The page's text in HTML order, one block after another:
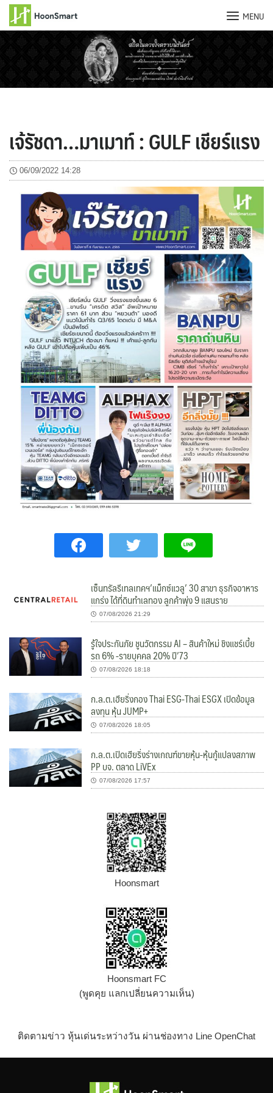
MENU
เจ้รัชดา…มาเมาท์ : GULF เชียร์แรง
06/09/2022 14:28
เซ็นทรัลรีเทลเทคฯ’แม็กซ์แวลู’ 30 สาขา ธุรกิจอาหาร
แกร่ง ได้ที่ดินทำเลทอง ลูกค้าพุ่ง 9 แสนราย
07/08/2026 21:29
รู้ใจประกันภัย ชูนวัตกรรม AI – สินค้าใหม่ ชิงแชร์เบี้ย
รถ 6% -รายบุคคล 20% ปี’73
07/08/2026 18:18
ก.ล.ต.เฮียริ่งกอง Thai ESG-Thai ESGX เปิดข้อมูล
ลงทุน หุ้น JUMP+
07/08/2026 18:05
ก.ล.ต.เปิดเฮียริ่งร่างเกณฑ์ขายหุ้น-หุ้นกู้แปลงสภาพ
PP บจ. ตลาด LiVEx
07/08/2026 17:57
Hoonsmart
Hoonsmart FC
(พูดคุย แลกเปลี่ยนความเห็น)
ติดตามข่าว หุ้นเด่นระหว่างวัน ผ่านช่องทาง Line OpenChat